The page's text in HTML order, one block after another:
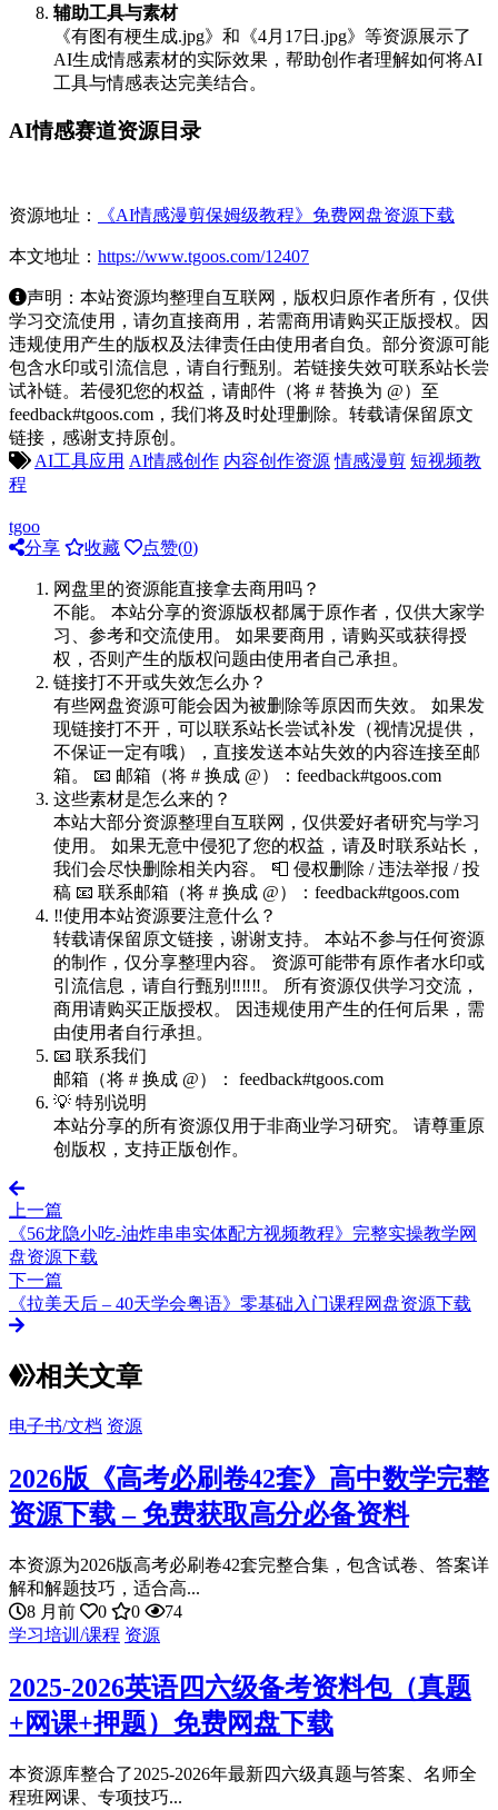
辅助工具与素材
《有图有梗生成.jpg》和《4月17日.jpg》等资源展示了
AI生成情感素材的实际效果，帮助创作者理解如何将AI
工具与情感表达完美结合。
AI情感赛道资源目录
资源地址： 《AI情感漫剪保姆级教程》免费网盘资源下载
本文地址： https://www.tgoos.com/12407
声明：本站资源均整理自互联网，版权归原作者所有，仅供
学习交流使用，请勿直接商用，若需商用请购买正版授权。因
违规使用产生的版权及法律责任由使用者自负。部分资源可能
包含水印或引流信息，请自行甄别。若链接失效可联系站长尝
试补链。若侵犯您的权益，请邮件（将 # 替换为 @）至
feedback#tgoos.com，我们将及时处理删除。转载请保留原文
链接，感谢支持原创。
AI工具应用 AI情感创作 内容创作资源 情感漫剪 短视频教
程
tgoo
分享
收藏 点赞(0)
网盘里的资源能直接拿去商用吗？
不能。 本站分享的资源版权都属于原作者，仅供大家学
习、参考和交流使用。 如果要商用，请购买或获得授
权，否则产生的版权问题由使用者自己承担。
链接打不开或失效怎么办？
有些网盘资源可能会因为被删除等原因而失效。 如果发
现链接打不开，可以联系站长尝试补发（视情况提供，
不保证一定有哦），直接发送本站失效的内容连接至邮
箱。 📧 邮箱（将 # 换成 @）：feedback#tgoos.com
这些素材是怎么来的？
本站大部分资源整理自互联网，仅供爱好者研究与学习
使用。 如果无意中侵犯了您的权益，请及时联系站长，
我们会尽快删除相关内容。 📮 侵权删除 / 违法举报 / 投
稿 📧 联系邮箱（将 # 换成 @）：feedback#tgoos.com
‼️使用本站资源要注意什么？
转载请保留原文链接，谢谢支持。 本站不参与任何资源
的制作，仅分享整理内容。 资源可能带有原作者水印或
引流信息，请自行甄别‼️‼️‼️。 所有资源仅供学习交流，
商用请购买正版授权。 因违规使用产生的任何后果，需
由使用者自行承担。
📧 联系我们
邮箱（将 # 换成 @）： feedback#tgoos.com
💡 特别说明
本站分享的所有资源仅用于非商业学习研究。 请尊重原
创版权，支持正版创作。
上一篇
《56龙隐小吃-油炸串串实体配方视频教程》完整实操教学网
盘资源下载
下一篇
《拉美天后 – 40天学会粤语》零基础入门课程网盘资源下载
相关文章
电子书/文档 资源
2026版《高考必刷卷42套》高中数学完整
资源下载 – 免费获取高分必备资料
本资源为2026版高考必刷卷42套完整合集，包含试卷、答案详
解和解题技巧，适合高...
8 月前
0 0
74
学习培训/课程 资源
2025-2026英语四六级备考资料包（真题
+网课+押题）免费网盘下载
本资源库整合了2025-2026年最新四六级真题与答案、名师全
程班网课、专项技巧...